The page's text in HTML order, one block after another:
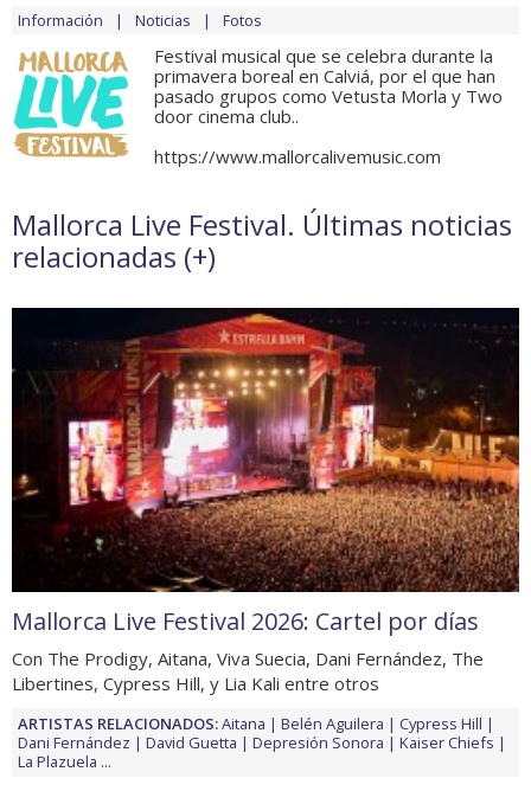
Información Noticias Fotos
Festival musical que se celebra durante la
primavera boreal en Calviá, por el que han
pasado grupos como Vetusta Morla y Two
door cinema club..
https://www.mallorcalivemusic.com
Mallorca Live Festival. Últimas noticias
relacionadas (+)
Mallorca Live Festival 2026: Cartel por días
Con The Prodigy, Aitana, Viva Suecia, Dani Fernández, The
Libertines, Cypress Hill, y Lia Kali entre otros
ARTISTAS RELACIONADOS:Aitana Belén Aguilera
Cypress Hill
Dani Fernández
David Guetta Depresión Sonora
Kaiser Chiefs
La Plazuela ...